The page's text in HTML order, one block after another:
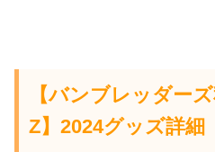
【バンブレッダー
Z】2024グッズ詳細